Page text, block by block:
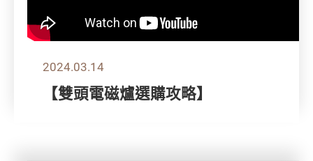
2024.03.14
【雙頭電磁爐選購攻略】